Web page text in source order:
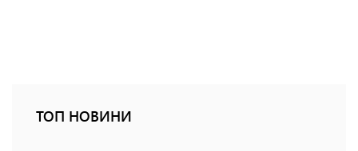
ТОП НОВИНИ